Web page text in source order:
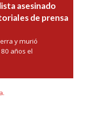
asesinado
de prensa
y murió
años el